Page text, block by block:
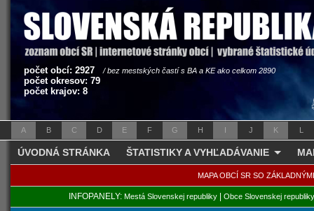
počet obcí: 2927 / bez mestských častí s BA a KE ako celkom 2890
počet okresov: 79
počet krajov: 8
A B C D E F G H I J K L
ÚVODNÁ STRÁNKA ŠTATISTIKY A VYHĽADÁVANIE
MAPA OBCÍ SR SO
INFOPANELY: Mestá Slovenskej republiky| Obce Slovenskej republiky